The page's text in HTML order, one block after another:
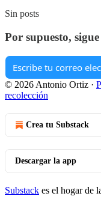
Sin posts
Por supuesto,
© 2026 Antonio Ortiz ·
recolección
Crea tu Substack
Descargar la app
Substack es el hogar de